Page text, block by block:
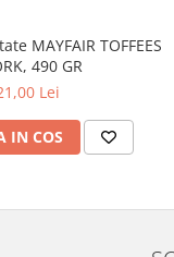
MAYFAIR TOFFEES
490 GR
Lei
IN COS